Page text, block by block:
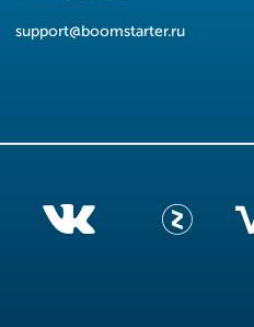
support@boomstarter.ru